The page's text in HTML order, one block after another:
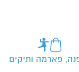
פארמה ותיקים